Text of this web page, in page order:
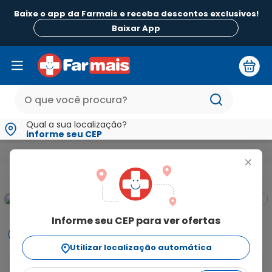
Baixe o app da Farmais e receba descontos exclusivos!
Baixar App
Qual a sua localização?
informe seu CEP
+
Informe seu CEP para ver ofertas
Utilizar localização automática
Re-
Informações
O que é e para que serve o Sorox Morango com